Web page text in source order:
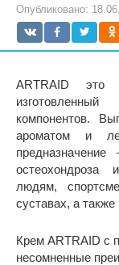
Опубликовано:
ARTRAID это
компонентов.
ароматом и
остеохондроза
людям,
суставах, а
Крем ARTRAID с
несомненные